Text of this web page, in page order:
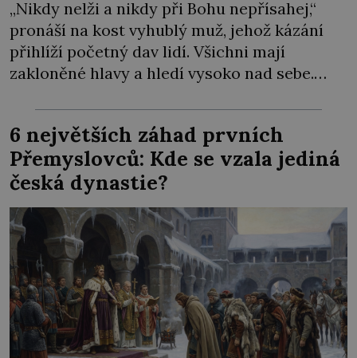
„Nikdy nelži a nikdy při Bohu nepřísahej,“
pronáší na kost vyhublý muž, jehož kázání
přihlíží početný dav lidí. Všichni mají
zakloněné hlavy a hledí vysoko nad sebe.
neobvyklém místě. Pro svůj asketický život si
jako úplně první vybral sloup. Z klášterní
cely se i přes zavřené dveře dere do celého
[…]
6 největších záhad prvních
Přemyslovců: Kde se vzala jediná
česká dynastie?